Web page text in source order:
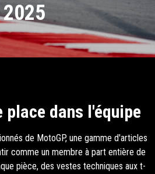
2025
place dans l'équipe
de MotoGP, une gamme d'articles
comme un membre à part entière de
pièce, des vestes techniques aux t-